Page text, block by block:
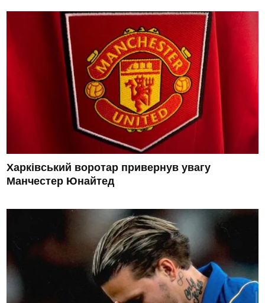
Харківський воротар привернув увагу
Манчестер Юнайтед